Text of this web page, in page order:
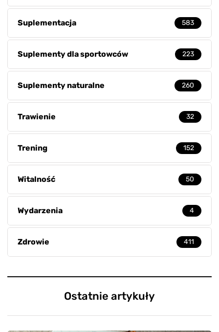
Suplementacja 583
Suplementy dla sportowców 223
Suplementy naturalne 260
Trawienie 32
Trening 152
Witalność 50
Wydarzenia 4
Zdrowie 411
Ostatnie artykuły